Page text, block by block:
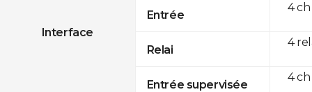
Interface
Entrée
Relai
Entrée supervisée
4 ch
4
4 ch